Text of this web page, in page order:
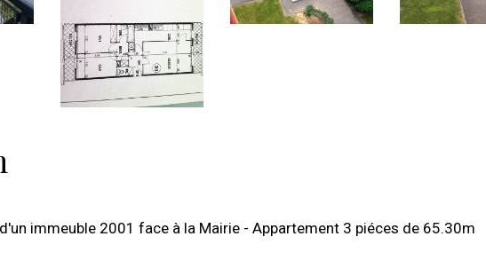
immeuble 2001 face à la Mairie - Appartement 3 piéces de 65.30m